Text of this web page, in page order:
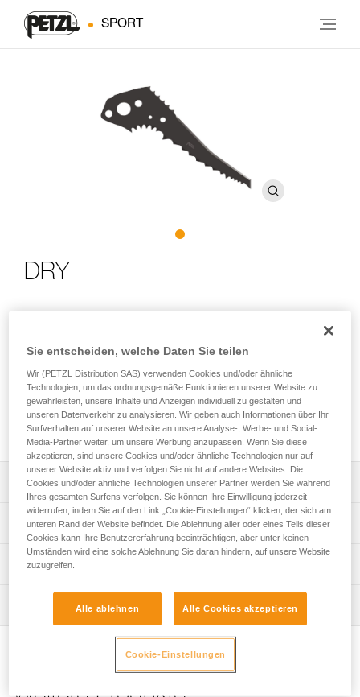
SPORT
DRY
Die 4 mm starke DRY-Haue wurde speziell zum Drytooling
Haue (3,3 mm) dringt problemlos selbst in härtestes Eis ein.
Die Zähne an der Unterseite sind zum Hooken und die
Zähne an der Oberseite sind für umgekehrte Positionen
vorgesehen.
Leistungsverzeichnis
Kompatibel mit den Eisgeräten SUM'TEC, QUARK, NOMIC
und ERGONOMIC.
Technische Spezifikationen
Haue: 2
Referenz : U19 DRY
Gewicht : 129 g
Technische Informationen
Gebrauchsanleitung
Das PDF herunterladen technical-notice-ice-axes-
accessories-1
Sie entscheiden, welche Daten Sie teilen
Wir (PETZL Distribution SAS) verwenden Cookies und/oder ähnliche
Technologien, um das ordnungsgemäße Funktionieren unserer Website zu
gewährleisten, unsere Inhalte und Anzeigen individuell zu gestalten und
unseren Datenverkehr zu analysieren. Wir geben auch Informationen über Ihr
Surfverhalten auf unserer Website an unsere Analyse-, Werbe- und Social-
Media-Partner weiter, um unsere Werbung anzupassen. Wenn Sie diese
akzeptieren, sind unsere Cookies und/oder ähnliche Technologien nur auf
unserer Website aktiv und verfolgen Sie nicht auf andere Websites. Die
Cookies und/oder ähnliche Technologien unserer Partner werden Sie während
Ihres gesamten Surfens verfolgen. Sie können Ihre Einwilligung jederzeit
widerrufen, indem Sie auf den Link „Cookie-Einstellungen“ klicken, der sich am
unteren Rand der Website befindet. Die Ablehnung aller oder eines Teils dieser
Cookies kann Ihre Benutzererfahrung beeinträchtigen, aber unter keinen
Umständen wird eine solche Ablehnung Sie daran hindern, auf unsere Website
zuzugreifen.
Alle ablehnen Alle Cookies akzeptieren
Cookie-Einstellungen